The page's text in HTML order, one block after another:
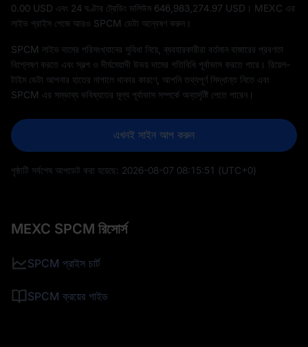
0.00 USD এবং 24 ঘণ্টার ট্রেডিং ভলিউম 646,983,274.97 USD। MEXC এর
লাইভ প্রাইস পেজে আরও SPCM ডেটা অন্বেষণ করুন।
SPCM লাইভ দামের পরিসংখ্যানের সুবিধা নিয়ে, ব্যবহারকারীরা বর্তমান বাজারের প্রবণতা
বিশ্লেষণ করতে এবং স্বল্প ও দীর্ঘমেয়াদী উভয় দামের গতিবিধি পূর্বাভাস করতে পারে। রিয়েল-
টাইম ডেটা আপনার হাতের নাগালে থাকার কারণে, আপনি তথ্যপূর্ণ সিদ্ধান্ত নিতে এবং
SPCM এর সম্ভাব্য ভবিষ্যতের মূল্য পূর্বাভাস সম্পর্কে অন্তর্দৃষ্টি পেতে পারেন।
এখনই সাইন আপ করুন
পৃষ্ঠাটি সর্বশেষ আপডেট করা হয়েছে: 2026-08-07 08:15:51 (UTC+0)
MEXC SPCM রিসোর্স
SPCM প্রাইস চার্ট
SPCM ক্রয়ের গাইড